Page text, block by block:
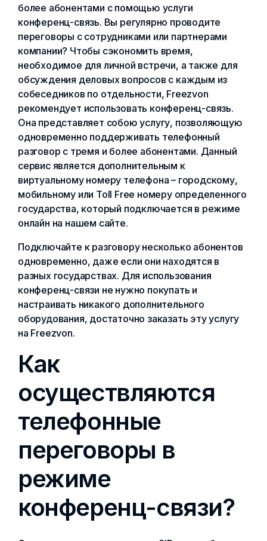
более абонентами с помощью услуги
конференц-связь. Вы регулярно проводите
переговоры с сотрудниками или партнерами
компании? Чтобы сэкономить время,
необходимое для личной встречи, а также для
обсуждения деловых вопросов с каждым из
собеседников по отдельности, Freezvon
рекомендует использовать конференц-связь.
Она представляет собою услугу, позволяющую
одновременно поддерживать телефонный
разговор с тремя и более абонентами. Данный
сервис является дополнительным к
виртуальному номеру телефона – городскому,
мобильному или Toll Free номеру определенного
государства, который подключается в режиме
онлайн на нашем сайте.
Подключайте к разговору несколько абонентов
одновременно, даже если они находятся в
разных государствах. Для использования
конференц-связи не нужно покупать и
настраивать никакого дополнительного
оборудования, достаточно заказать эту услугу
на Freezvon.
Как
осуществляются
телефонные
переговоры в
режиме
конференц-связи?